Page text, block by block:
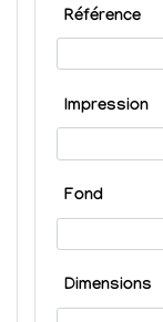
Référence
Impression
Fond
Dimensions